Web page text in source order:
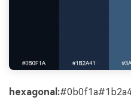
hexagonal: